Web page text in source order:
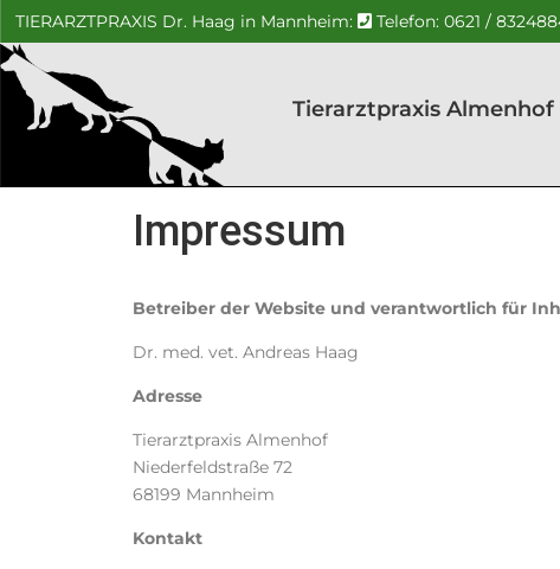
TIERARZTPRAXIS Dr. Haag in Mannheim: Telefon: 0621 /
Dr. Haag –
Mannheim
Tierarztpraxis Almenhof
Impressum
Betreiber der Website und verantwortlich für
Dr. med. vet. Andreas Haag
Adresse
Tierarztpraxis Almenhof
Niederfeldstraße 72
68199 Mannheim
Kontakt